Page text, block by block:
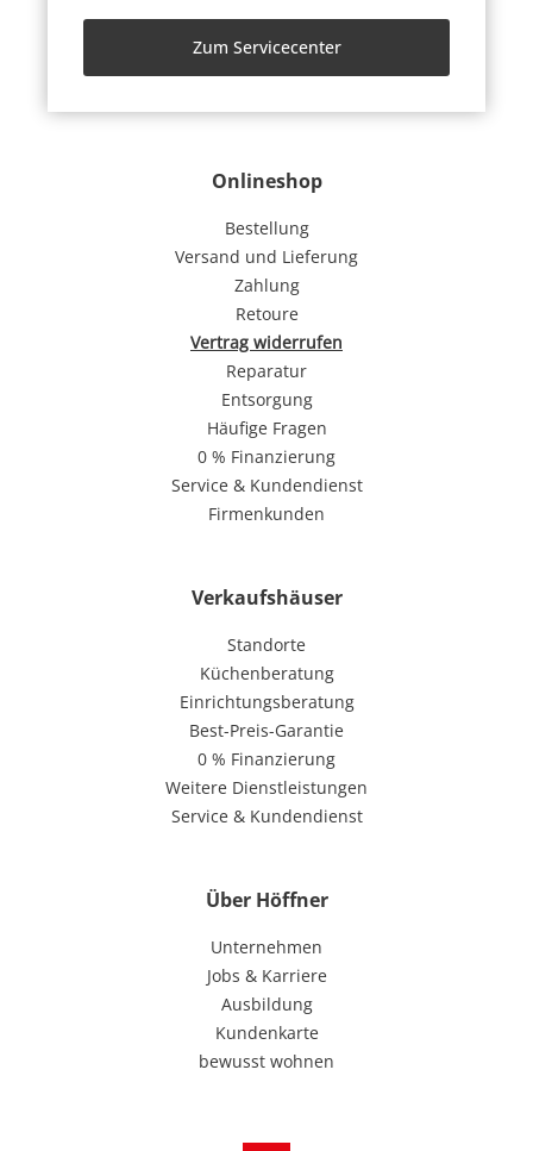
Onlineshop
Bestellung
Versand und Lieferung
Zahlung
Retoure
Vertrag widerrufen
Reparatur
Entsorgung
Häufige Fragen
0 % Finanzierung
Service & Kundendienst
Firmenkunden
Verkaufshäuser
Standorte
Küchenberatung
Einrichtungsberatung
Best-Preis-Garantie
0 % Finanzierung
Weitere Dienstleistungen
Service & Kundendienst
Über Höffner
Unternehmen
Jobs & Karriere
Ausbildung
Kundenkarte
bewusst wohnen
Zum Servicecenter